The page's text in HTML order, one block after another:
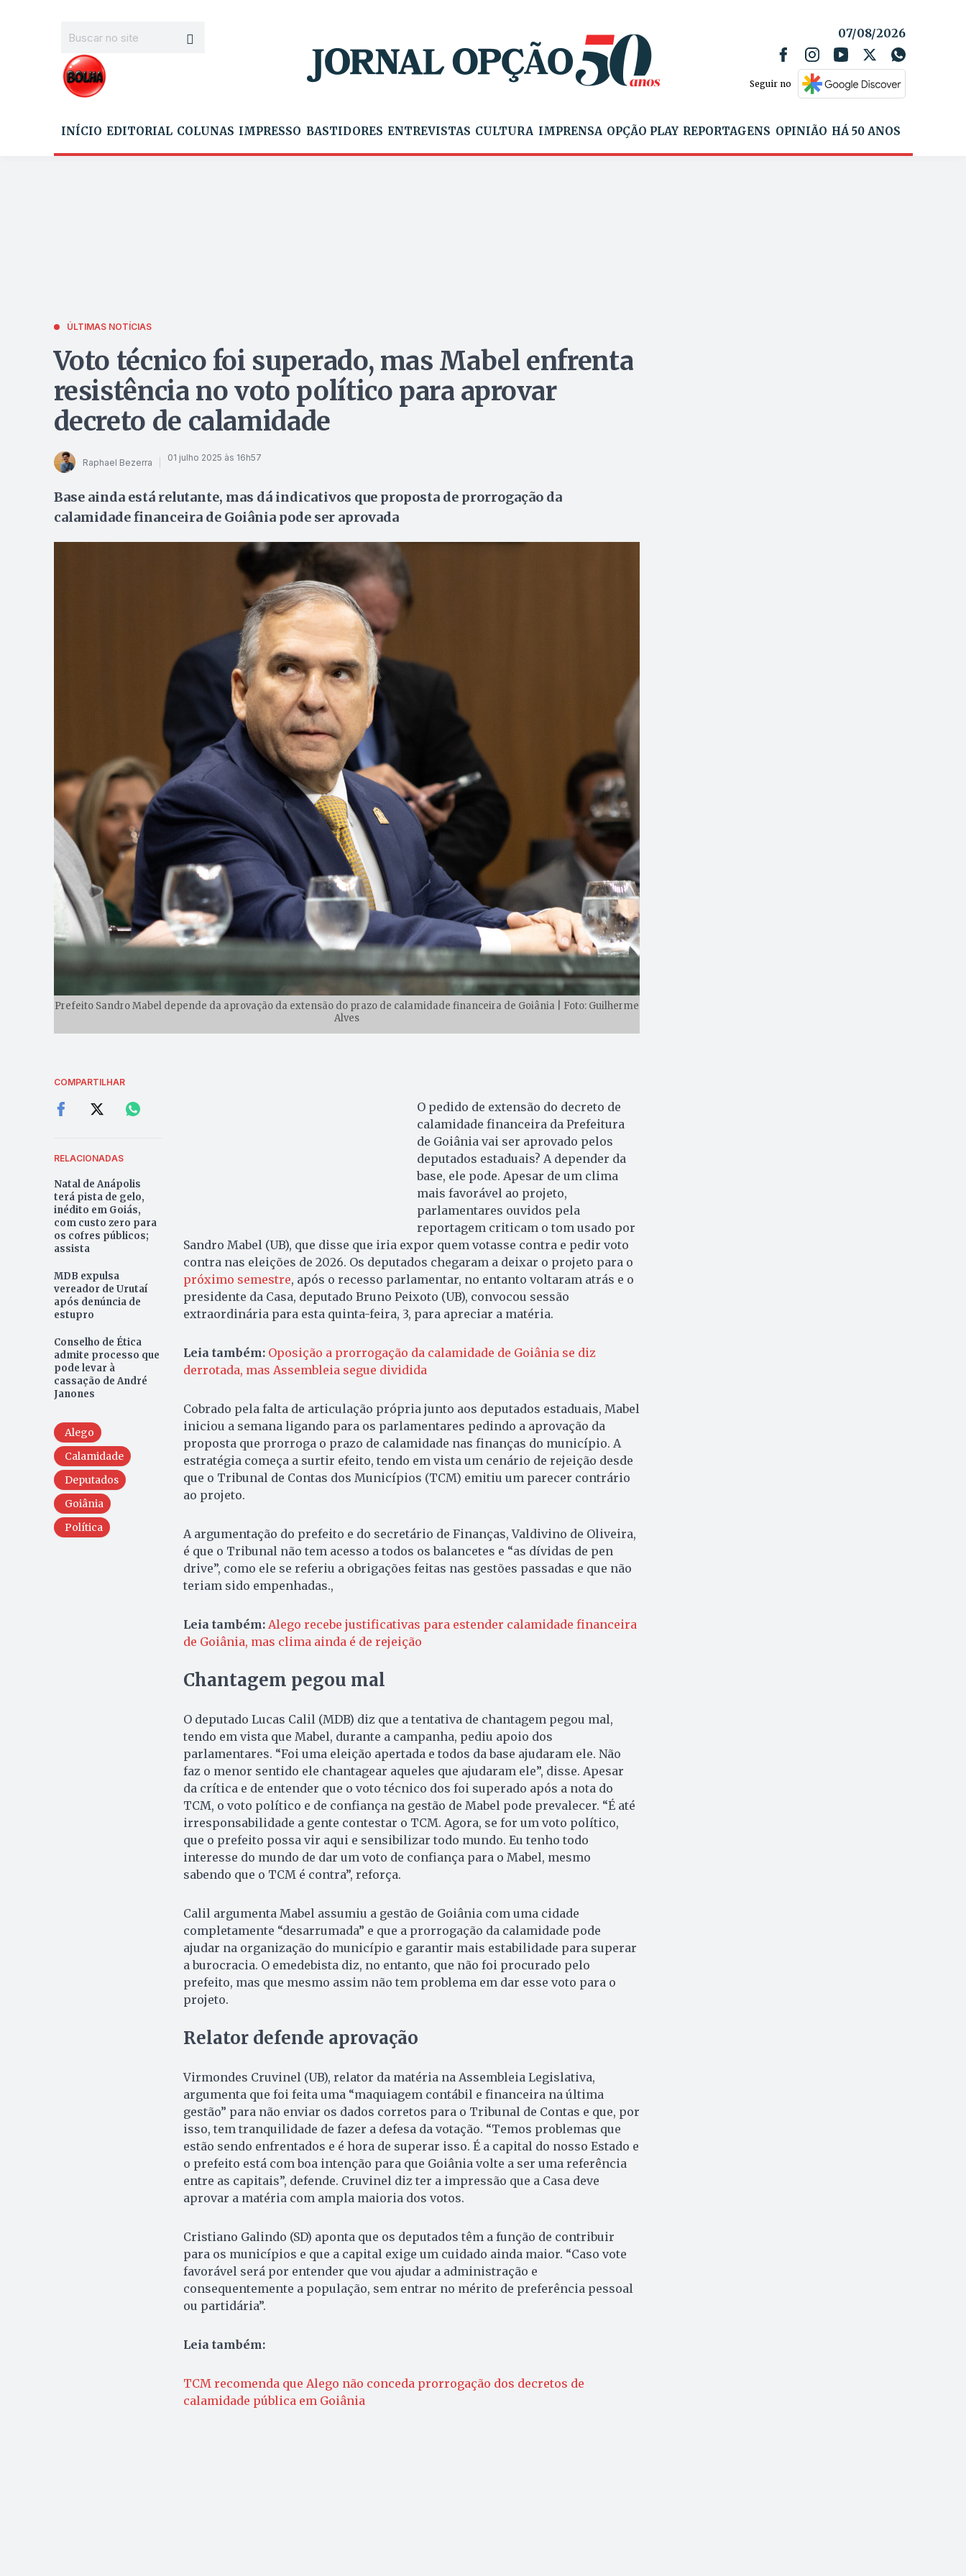
07/08/2026
Seguir no
INÍCIO EDITORIAL COLUNAS IMPRESSO BASTIDORES ENTREVISTAS CULTURA IMPRENSA OPÇÃO PLAY REPORTAGENS OPINIÃO HÁ 50 ANOS
ÚLTIMAS NOTÍCIAS
Voto técnico foi superado, mas Mabel enfrenta
resistência no voto político para aprovar
decreto de calamidade
Raphael Bezerra 01 julho 2025 às 16h57
Base ainda está relutante, mas dá indicativos que proposta de prorrogação da
calamidade financeira de Goiânia pode ser aprovada
Prefeito Sandro Mabel depende da aprovação da extensão do prazo de calamidade financeira de Goiânia | Foto: Guilherme
Alves
COMPARTILHAR
RELACIONADAS
Natal de Anápolis
terá pista de gelo,
inédito em Goiás,
com custo zero para
os cofres públicos;
assista
MDB expulsa
vereador de Urutaí
após denúncia de
estupro
Conselho de Ética
admite processo que
pode levar à
cassação de André
Janones
Alego
Calamidade
Deputados
Goiânia
Política
O pedido de extensão do decreto de
calamidade financeira da Prefeitura
de Goiânia vai ser aprovado pelos
deputados estaduais? A depender da
base, ele pode. Apesar de um clima
mais favorável ao projeto,
parlamentares ouvidos pela
reportagem criticam o tom usado por
Sandro Mabel (UB), que disse que iria expor quem votasse contra e pedir voto
contra nas eleições de 2026. Os deputados chegaram a deixar o projeto para o
próximo semestre, após o recesso parlamentar, no entanto voltaram atrás e o
presidente da Casa, deputado Bruno Peixoto (UB), convocou sessão
extraordinária para esta quinta-feira, 3, para apreciar a matéria.
Leia também: Oposição a prorrogação da calamidade de Goiânia se diz
derrotada, mas Assembleia segue dividida
Cobrado pela falta de articulação própria junto aos deputados estaduais, Mabel
iniciou a semana ligando para os parlamentares pedindo a aprovação da
proposta que prorroga o prazo de calamidade nas finanças do município. A
estratégia começa a surtir efeito, tendo em vista um cenário de rejeição desde
que o Tribunal de Contas dos Municípios (TCM) emitiu um parecer contrário
ao projeto.
A argumentação do prefeito e do secretário de Finanças, Valdivino de Oliveira,
é que o Tribunal não tem acesso a todos os balancetes e “as dívidas de pen
drive”, como ele se referiu a obrigações feitas nas gestões passadas e que não
teriam sido empenhadas.,
Leia também: Alego recebe justificativas para estender calamidade financeira
de Goiânia, mas clima ainda é de rejeição
Chantagem pegou mal
O deputado Lucas Calil (MDB) diz que a tentativa de chantagem pegou mal,
tendo em vista que Mabel, durante a campanha, pediu apoio dos
parlamentares. “Foi uma eleição apertada e todos da base ajudaram ele. Não
faz o menor sentido ele chantagear aqueles que ajudaram ele”, disse. Apesar
da crítica e de entender que o voto técnico dos foi superado após a nota do
TCM, o voto político e de confiança na gestão de Mabel pode prevalecer. “É até
irresponsabilidade a gente contestar o TCM. Agora, se for um voto político,
que o prefeito possa vir aqui e sensibilizar todo mundo. Eu tenho todo
interesse do mundo de dar um voto de confiança para o Mabel, mesmo
sabendo que o TCM é contra”, reforça.
Calil argumenta Mabel assumiu a gestão de Goiânia com uma cidade
completamente “desarrumada” e que a prorrogação da calamidade pode
ajudar na organização do município e garantir mais estabilidade para superar
a burocracia. O emedebista diz, no entanto, que não foi procurado pelo
prefeito, mas que mesmo assim não tem problema em dar esse voto para o
projeto.
Relator defende aprovação
Virmondes Cruvinel (UB), relator da matéria na Assembleia Legislativa,
argumenta que foi feita uma “maquiagem contábil e financeira na última
gestão” para não enviar os dados corretos para o Tribunal de Contas e que, por
isso, tem tranquilidade de fazer a defesa da votação. “Temos problemas que
estão sendo enfrentados e é hora de superar isso. É a capital do nosso Estado e
o prefeito está com boa intenção para que Goiânia volte a ser uma referência
entre as capitais”, defende. Cruvinel diz ter a impressão que a Casa deve
aprovar a matéria com ampla maioria dos votos.
Cristiano Galindo (SD) aponta que os deputados têm a função de contribuir
para os municípios e que a capital exige um cuidado ainda maior. “Caso vote
favorável será por entender que vou ajudar a administração e
consequentemente a população, sem entrar no mérito de preferência pessoal
ou partidária”.
Leia também:
TCM recomenda que Alego não conceda prorrogação dos decretos de
calamidade pública em Goiânia